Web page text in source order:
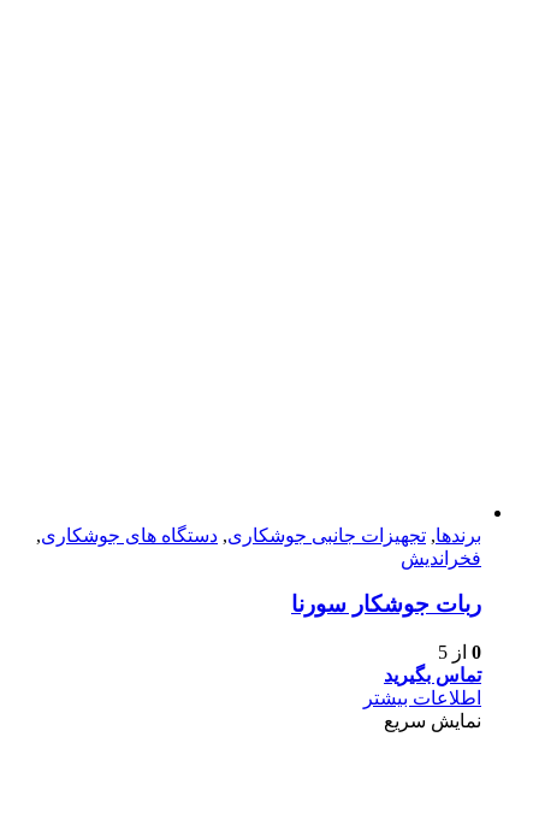
برندها, تجهیزات جانبی جوشکاری, دستگاه های جوشکاری,
فخراندیش
ربات جوشکار سورنا
0 از 5
تماس بگیرید
اطلاعات بیشتر
نمایش سریع